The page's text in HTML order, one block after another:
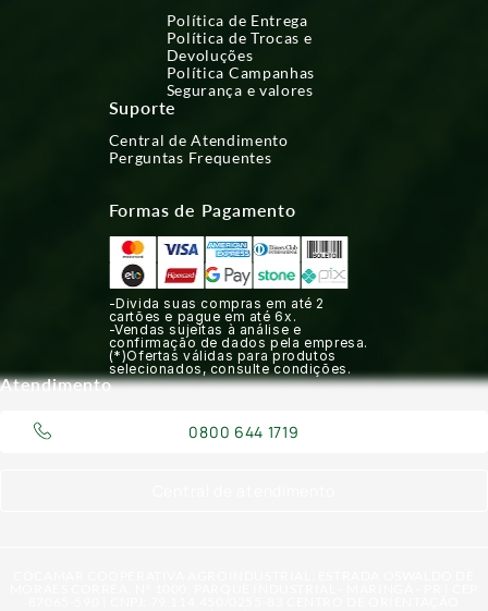
Política de Entrega
Política de Trocas e
Devoluções
Política Campanhas
Segurança e valores
Suporte
Central de Atendimento
Perguntas Frequentes
Formas de Pagamento
-Divida suas compras em até 2
cartões e pague em até 6x.
-Vendas sujeitas à análise e
confirmação de dados pela empresa.
(*)Ofertas válidas para produtos
selecionados, consulte condições.
Atendimento
0800 644 1719